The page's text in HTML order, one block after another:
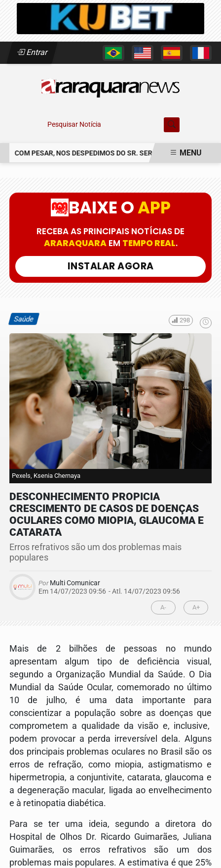
Entrar
Pesquisar Notícia
COM PESAR, NOS DESPEDIMOS DO SR. SERGIO CLAUDINEI SOLER
MENU
BAIXE OAPP
RECEBA AS PRINCIPAIS NOTÍCIAS DE
ARARAQUARAEM TEMPO REAL.
INSTALAR AGORA
Saúde 298
Pexels, Ksenia Chernaya
DESCONHECIMENTO PROPICIA
CRESCIMENTO DE CASOS DE DOENÇAS
OCULARES COMO MIOPIA, GLAUCOMA E
CATARATA
Erros refrativos são um dos problemas mais
populares
PorMulti Comunicar
Em 14/07/2023 09:56 - Atl. 14/07/2023 09:56
A- A+
Mais de 2 bilhões de pessoas no mundo
apresentam algum tipo de deficiência visual,
segundo a Organização Mundial da Saúde. O Dia
Mundial da Saúde Ocular, comemorado no último
10 de julho, é uma data importante para
conscientizar a população sobre as doenças que
comprometem a qualidade da visão e, inclusive,
podem provocar a perda irreversível dela. Alguns
dos principais problemas oculares no Brasil são os
erros de refração, como miopia, astigmatismo e
hipermetropia, a conjuntivite, catarata, glaucoma e
a degeneração macular, ligada ao envelhecimento
e à retinopatia diabética.
Para se ter uma ideia, segundo a diretora do
Hospital de Olhos Dr. Ricardo Guimarães, Juliana
Guimarães, os erros refrativos são um dos
problemas mais populares. A estimativa é que 25%